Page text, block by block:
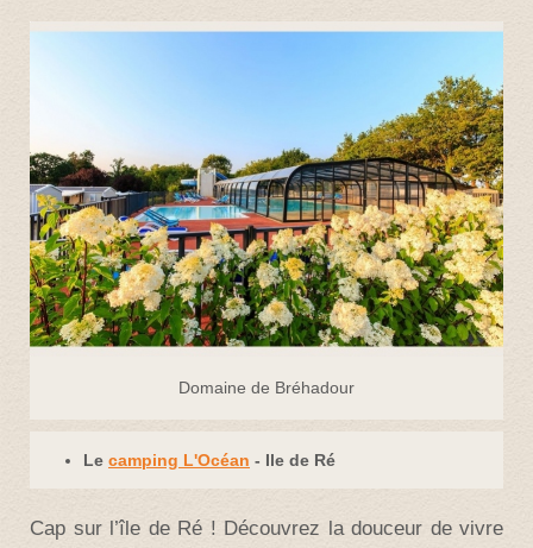
Domaine de Bréhadour
Le camping L'Océan - Ile de Ré
Cap sur l’île de Ré ! Découvrez la douceur de vivre